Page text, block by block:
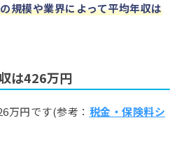
規模や業界によって平均年収は
は426万円
万円です(参考： 税金・保険料シ